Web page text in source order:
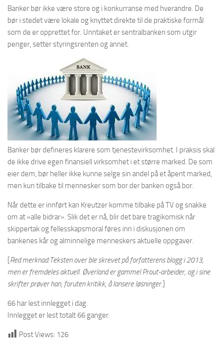
Banker bør ikke være store og i konkurranse med hverandre. De
bør i stedet være lokale og knyttet direkte til de praktiske formål
som de er opprettet for. Unntaket er sentralbanken som utgir
penger, setter styringsrenten og annet.
Banker bør defineres klarere som tjenestevirksomhet. I praksis skal
de ikke drive egen finansiell virksomhet i et større marked. De som
eier dem, bør heller ikke kunne selge sin andel på et åpent marked,
men kun tilbake til mennesker som bor der banken også bor.
Når dette er innført kan Kreutzer komme tilbake på TV og snakke
om at «alle bidrar». Slik det er nå, blir det bare tragikomisk når
skippertak og fellesskapsmoral føres inn i diskusjonen om
bankenes kår og alminnelige menneskers aktuelle oppgaver.
[Red merknad:Teksten over ble skrevet på forfatterens blogg i 2013,
men er fremdeles aktuell. Øverland er gammel Prout-arbeider, og i sine
skrifter prøver han, foruten kritikk, å lansere løsninger.]
66 har lest innlegget i dag.
Innlegget er lest totalt 66 ganger.
Post Views: 126